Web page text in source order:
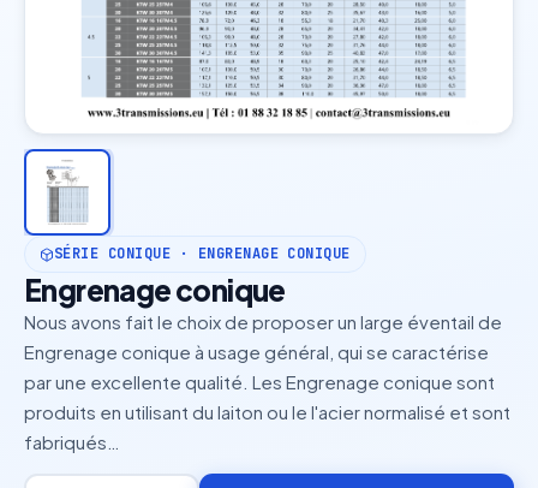
SÉRIE CONIQUE · ENGRENAGE CONIQUE
Engrenage conique
Nous avons fait le choix de proposer un large éventail de
Engrenage conique à usage général, qui se caractérise
par une excellente qualité. Les Engrenage conique sont
produits en utilisant du laiton ou le l'acier normalisé et sont
fabriqués…